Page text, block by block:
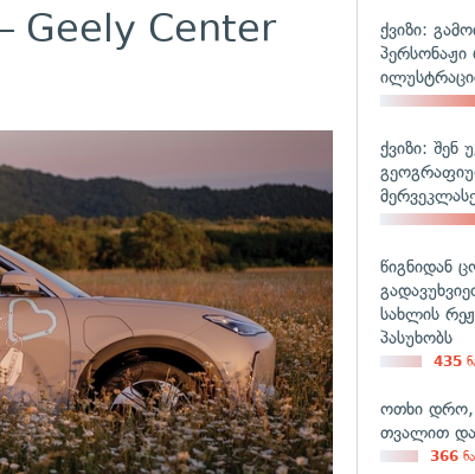
Geely Center
ქვიზი:
ქვიზი: შენ
წიგნიდან
სახლის
პასუხობს
435
ოთხი დრო,
თვალით
366